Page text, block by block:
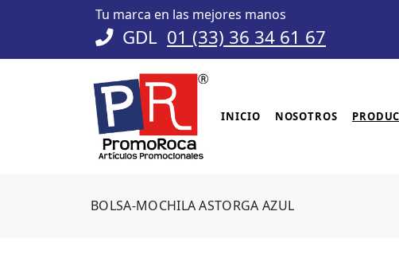
Tu marca en las mejores manos
GDL 01 (33) 36 34 61 67
INICIO NOSOTROS
BOLSA-MOCHILA ASTORGA AZUL